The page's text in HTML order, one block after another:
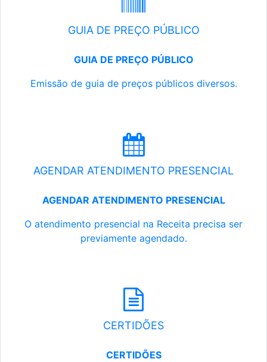
GUIA DE PREÇO PÚBLICO
GUIA DE PREÇO PÚBLICO
Emissão de guia de preços públicos diversos.
AGENDAR ATENDIMENTO PRESENCIAL
AGENDAR ATENDIMENTO PRESENCIAL
O atendimento presencial na Receita precisa ser
previamente agendado.
CERTIDÕES
CERTIDÕES